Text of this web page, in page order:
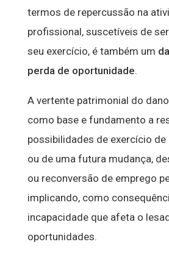
termos de repercussão na
profissional, suscetíveis de
seu exercício, é também um
perda de oportunidade.
A vertente patrimonial do
como base e fundamento a
possibilidades de exercício
ou de uma futura mudança,
ou reconversão de emprego
implicando, como
incapacidade que afeta o
oportunidades.